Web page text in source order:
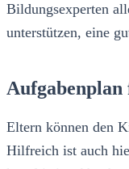
Bildungsexperten
unterstützen, eine
Eltern können den
Hilfreich ist auch